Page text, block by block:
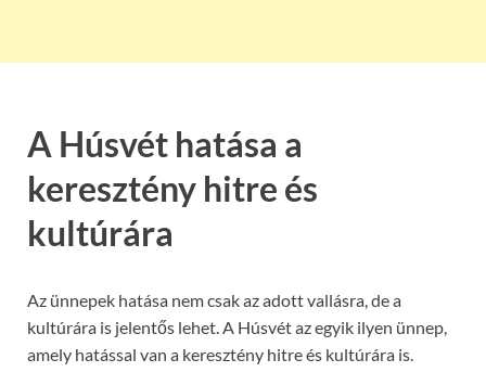
A Húsvét hatása a
keresztény hitre és
kultúrára
Az ünnepek hatása nem csak az adott vallásra, de a
kultúrára is jelentős lehet. A Húsvét az egyik ilyen ünnep,
amely hatással van a keresztény hitre és kultúrára is.